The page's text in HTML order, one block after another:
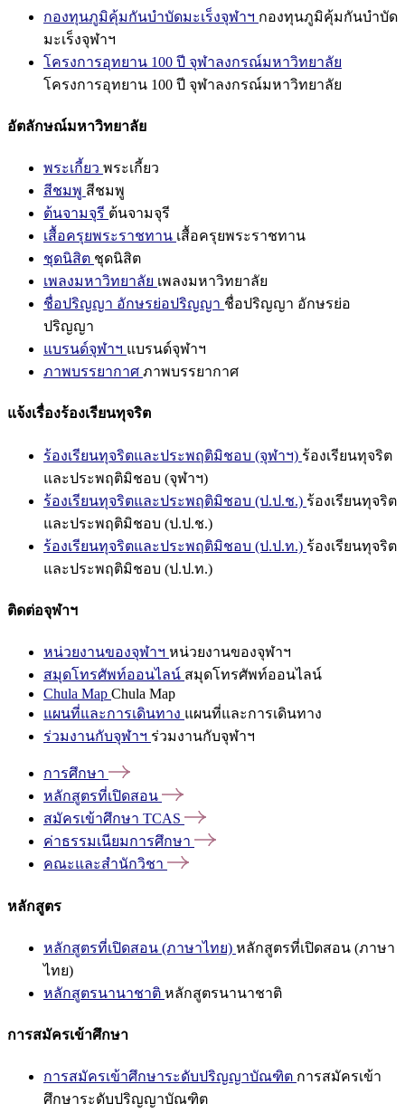
กองทุนภูมิคุ้มกันบำบัดมะเร็งจุฬาฯ กองทุนภูมิคุ้มกันบำบัด
มะเร็งจุฬาฯ
โครงการอุทยาน 100 ปี จุฬาลงกรณ์มหาวิทยาลัย
โครงการอุทยาน 100 ปี จุฬาลงกรณ์มหาวิทยาลัย
อัตลักษณ์มหาวิทยาลัย
พระเกี้ยว พระเกี้ยว
สีชมพู สีชมพู
ต้นจามจุรี ต้นจามจุรี
เสื้อครุยพระราชทาน เสื้อครุยพระราชทาน
ชุดนิสิต ชุดนิสิต
เพลงมหาวิทยาลัย เพลงมหาวิทยาลัย
ชื่อปริญญา อักษรย่อปริญญา ชื่อปริญญา อักษรย่อ
ปริญญา
แบรนด์จุฬาฯ แบรนด์จุฬาฯ
ภาพบรรยากาศ ภาพบรรยากาศ
แจ้งเรื่องร้องเรียนทุจริต
ร้องเรียนทุจริตและประพฤติมิชอบ (จุฬาฯ) ร้องเรียนทุจริต
และประพฤติมิชอบ (จุฬาฯ)
ร้องเรียนทุจริตและประพฤติมิชอบ (ป.ป.ช.) ร้องเรียนทุจริต
และประพฤติมิชอบ (ป.ป.ช.)
ร้องเรียนทุจริตและประพฤติมิชอบ (ป.ป.ท.) ร้องเรียนทุจริต
และประพฤติมิชอบ (ป.ป.ท.)
ติดต่อจุฬาฯ
หน่วยงานของจุฬาฯ หน่วยงานของจุฬาฯ
สมุดโทรศัพท์ออนไลน์ สมุดโทรศัพท์ออนไลน์
Chula Map Chula Map
แผนที่และการเดินทาง แผนที่และการเดินทาง
ร่วมงานกับจุฬาฯ ร่วมงานกับจุฬาฯ
การศึกษา
หลักสูตรที่เปิดสอน
สมัครเข้าศึกษา TCAS
ค่าธรรมเนียมการศึกษา
คณะและสำนักวิชา
หลักสูตร
หลักสูตรที่เปิดสอน (ภาษาไทย) หลักสูตรที่เปิดสอน (ภาษา
ไทย)
หลักสูตรนานาชาติ หลักสูตรนานาชาติ
การสมัครเข้าศึกษา
การสมัครเข้าศึกษาระดับปริญญาบัณฑิต การสมัครเข้า
ศึกษาระดับปริญญาบัณฑิต